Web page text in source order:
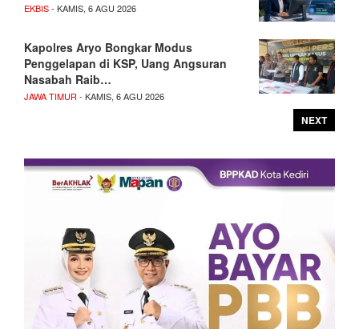
EKBIS- KAMIS, 6 AGU 2026
Kapolres Aryo Bongkar Modus
Penggelapan di KSP, Uang Angsuran
Nasabah Raib…
JAWA TIMUR - KAMIS, 6 AGU 2026
NEXT